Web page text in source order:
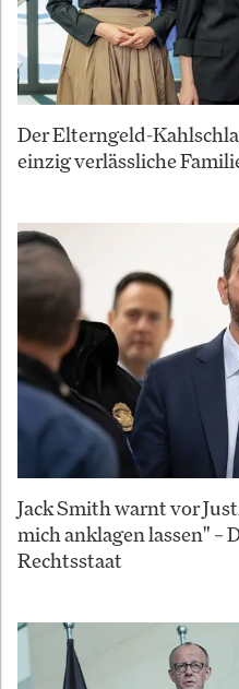
Der Elterngeld-
einzig verlässliche
Jack Smith warnt vor
mich anklagen lassen" –
Rechtsstaat